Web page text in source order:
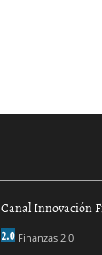
Canal Innovación
Finanzas 2.0